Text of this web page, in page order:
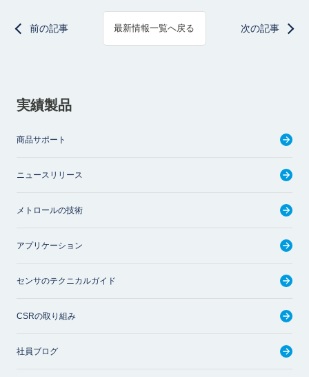
前の記事 最新情報一覧へ戻る 次の記事
実績製品
商品サポート
ニュースリリース
メトロールの技術
アプリケーション
センサのテクニカルガイド
CSRの取り組み
社員ブログ